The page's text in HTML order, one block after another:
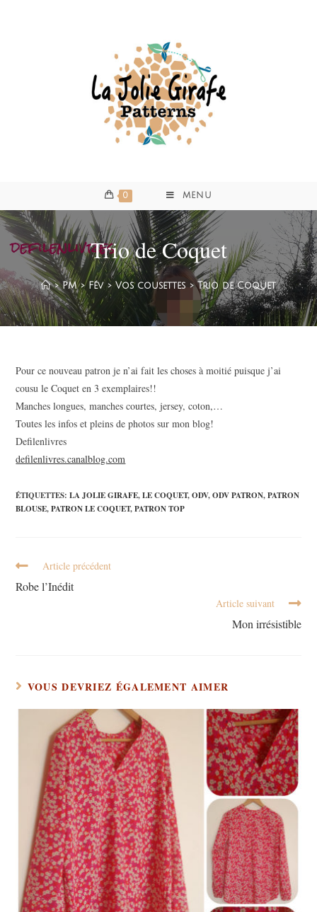
0 MENU
Trio de Coquet
> PM > Fév > Vos cousettes > Trio de Coquet
Pour ce nouveau patron je n’ai fait les choses à moitié puisque j’ai
cousu le Coquet en 3 exemplaires!!
Manches longues, manches courtes, jersey, coton,…
Toutes les infos et pleins de photos sur mon blog!
Defilenlivres
defilenlivres.canalblog.com
ÉTIQUETTES:LA JOLIE GIRAFE, LE COQUET, ODV, ODV PATRON, PATRON
BLOUSE, PATRON LE COQUET, PATRON TOP
Article précédent
Robe l’Inédit
Article suivant
Mon irrésistible
VOUS DEVRIEZ ÉGALEMENT AIMER